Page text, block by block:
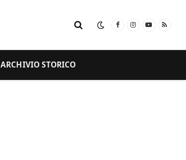
FacebookInstagram
YouTube
RSS
ARCHIVIO STORICO